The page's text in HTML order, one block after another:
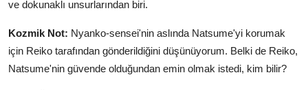
ve dokunaklı unsurlarından biri.
Kozmik Not: Nyanko-sensei'nin aslında Natsume'yi korumak
için Reiko tarafından gönderildiğini düşünüyorum. Belki de Reiko,
Natsume'nin güvende olduğundan emin olmak istedi, kim bilir?